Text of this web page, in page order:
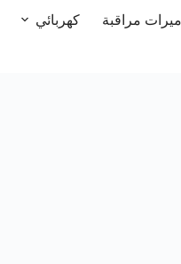
مراقبة كهربائي